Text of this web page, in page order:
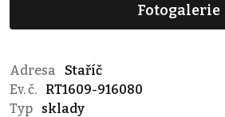
Fotogalerie
Adresa
Staříč
Ev. č.
RT1609-916080
Typ
sklady